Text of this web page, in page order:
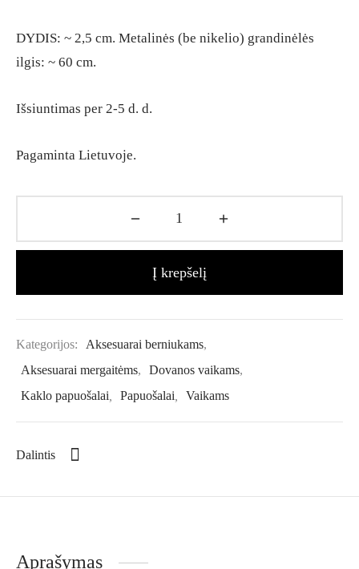
DYDIS: ~ 2,5 cm. Metalinės (be nikelio) grandinėlės
ilgis: ~ 60 cm.
Išsiuntimas per 2-5 d. d.
Pagaminta Lietuvoje.
Į krepšelį
Kategorijos: Aksesuarai berniukams,
Aksesuarai mergaitėms, Dovanos vaikams,
Kaklo papuošalai, Papuošalai, Vaikams
Dalintis
Aprašymas